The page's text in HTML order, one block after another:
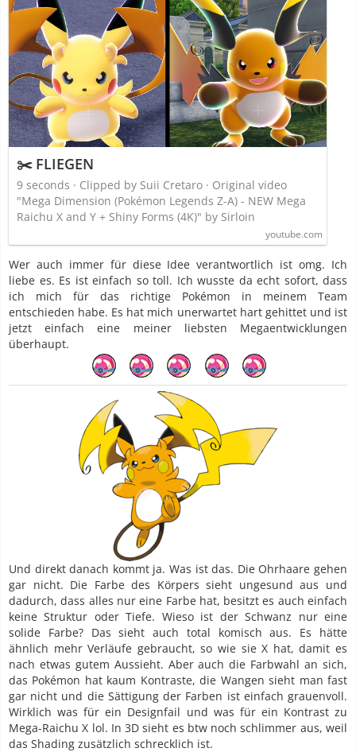
✂️ FLIEGEN
9 seconds · Clipped by Suii Cretaro · Original video
"Mega Dimension (Pokémon Legends Z-A) - NEW Mega
Raichu X and Y + Shiny Forms (4K)" by Sirloin
youtube.com
Wer auch immer für diese Idee verantwortlich ist omg. Ich
liebe es. Es ist einfach so toll. Ich wusste da echt sofort, dass
ich mich für das richtige Pokémon in meinem Team
entschieden habe. Es hat mich unerwartet hart gehittet und ist
jetzt einfach eine meiner liebsten Megaentwicklungen
überhaupt.
Und direkt danach kommt ja. Was ist das. Die Ohrhaare gehen
gar nicht. Die Farbe des Körpers sieht ungesund aus und
dadurch, dass alles nur eine Farbe hat, besitzt es auch einfach
keine Struktur oder Tiefe. Wieso ist der Schwanz nur eine
solide Farbe? Das sieht auch total komisch aus. Es hätte
ähnlich mehr Verläufe gebraucht, so wie sie X hat, damit es
nach etwas gutem Aussieht. Aber auch die Farbwahl an sich,
das Pokémon hat kaum Kontraste, die Wangen sieht man fast
gar nicht und die Sättigung der Farben ist einfach grauenvoll.
Wirklich was für ein Designfail und was für ein Kontrast zu
Mega-Raichu X lol. In 3D sieht es btw noch schlimmer aus, weil
das Shading zusätzlich schrecklich ist.